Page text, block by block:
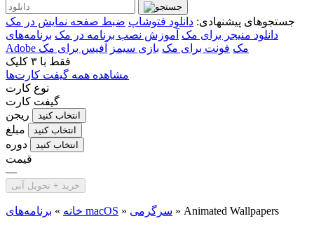
جستجوهای پیشنهادی: دانلود فتوشاپ ضبط صفحه نمایش در مک
دانلود منیجر برای مک آموزش نصب برنامه در مک برنامه‌های
Adobe مک فونت برای مک بازی سیمز
آفیس برای مک
فقط با ۳ کلیک
مشاهده همه گیفت کارت‌ها
نوع کارت
گیفت کارت
ریجن
انتخاب کنید
مبلغ انتخاب کنید
دوره انتخاب کنید
قیمت
—
خرید + تحویل آنی
خانه » برنامه‌های macOS » سرگرمی » Animated Wallpapers